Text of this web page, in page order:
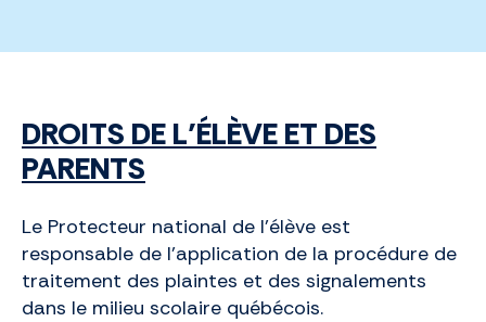
DROITS DE L’ÉLÈVE ET DES
PARENTS
Le Protecteur national de l’élève est
responsable de l’application de la procédure de
traitement des plaintes et des signalements
dans le milieu scolaire québécois.